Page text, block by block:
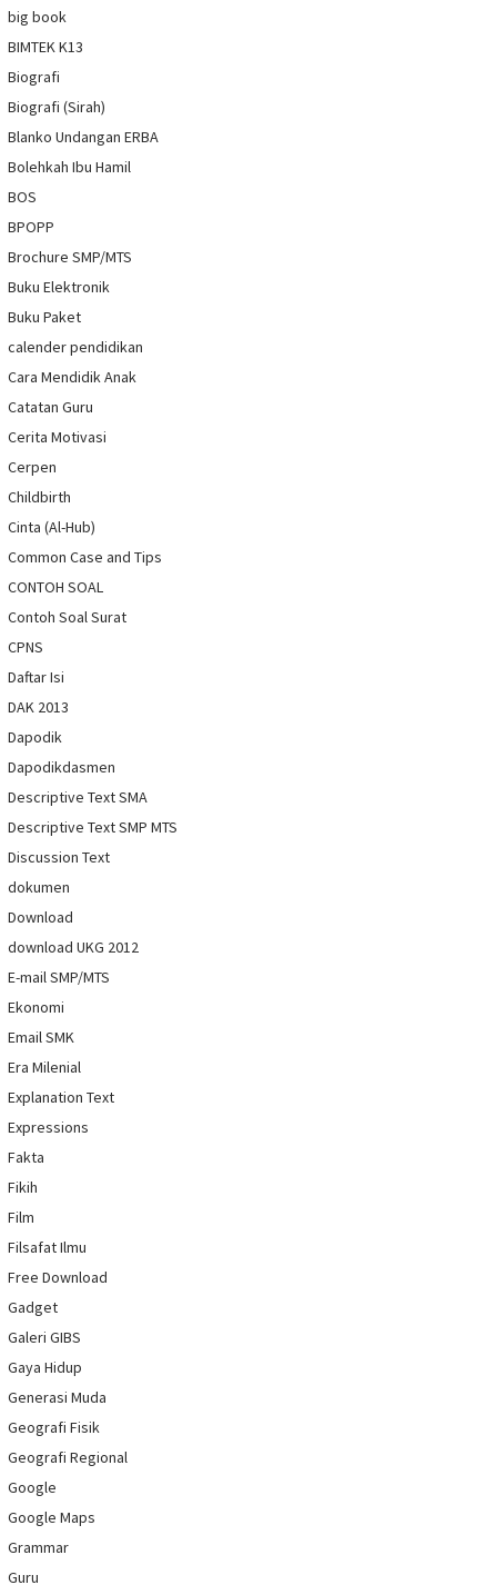
big book
BIMTEK K13
Biografi
Biografi (Sirah)
Blanko Undangan ERBA
Bolehkah Ibu Hamil
BOS
BPOPP
Brochure SMP/MTS
Buku Elektronik
Buku Paket
calender pendidikan
Cara Mendidik Anak
Catatan Guru
Cerita Motivasi
Cerpen
Childbirth
Cinta (Al-Hub)
Common Case and Tips
CONTOH SOAL
Contoh Soal Surat
CPNS
Daftar Isi
DAK 2013
Dapodik
Dapodikdasmen
Descriptive Text SMA
Descriptive Text SMP MTS
Discussion Text
dokumen
Download
download UKG 2012
E-mail SMP/MTS
Ekonomi
Email SMK
Era Milenial
Explanation Text
Expressions
Fakta
Fikih
Film
Filsafat Ilmu
Free Download
Gadget
Galeri GIBS
Gaya Hidup
Generasi Muda
Geografi Fisik
Geografi Regional
Google
Google Maps
Grammar
Guru